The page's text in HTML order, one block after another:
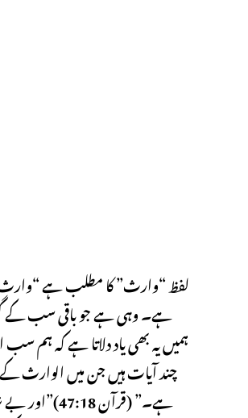
لفظ “وارث” کا مطلب ہے “وارث”
ہے۔ وہی ہے جو باقی سب کے
ہمیں یہ بھی یاد دلاتا ہے کہ ہم
چند آیات ہیں جن میں الوارث
ہے۔”